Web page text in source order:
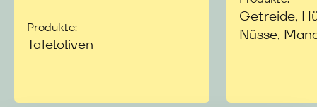
Produkte:
Tafeloliven
Getreide,
Nüsse,